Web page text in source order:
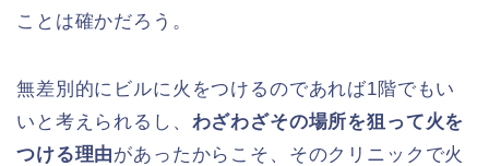
ことは確かだろう。
無差別的にビルに火をつけるのであれば1階でもい
いと考えられるし、 わざわざその場所を狙って火を
つける理由があったからこそ、そのクリニックで火